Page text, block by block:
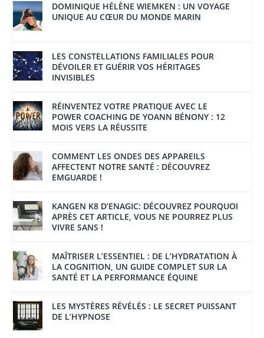
DOMINIQUE HÉLÈNE WIEMKEN : UN VOYAGE
UNIQUE AU CŒUR DU MONDE MARIN
LES CONSTELLATIONS FAMILIALES POUR
DÉVOILER ET GUÉRIR VOS HÉRITAGES
INVISIBLES
RÉINVENTEZ VOTRE PRATIQUE AVEC LE
POWER COACHING DE YOANN BÉNONY : 12
MOIS VERS LA RÉUSSITE
COMMENT LES ONDES DES APPAREILS
AFFECTENT NOTRE SANTÉ : DÉCOUVREZ
EMGUARDE !
KANGEN K8 D’ENAGIC: DÉCOUVREZ POURQUOI
APRÈS CET ARTICLE, VOUS NE POURREZ PLUS
VIVRE SANS !
MAÎTRISER L’ESSENTIEL : DE L’HYDRATATION À
LA COGNITION, UN GUIDE COMPLET SUR LA
SANTÉ ET LA PERFORMANCE ÉQUINE
LES MYSTÈRES RÉVÉLÉS : LE SECRET PUISSANT
DE L’HYPNOSE